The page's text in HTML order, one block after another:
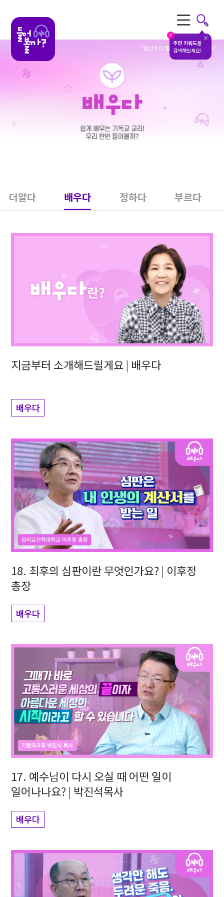
#
추천 키워드를
검색해보세요!
더알다 배우다 정하다 부르다
지금부터 소개해드릴게요 | 배우다
배우다
18. 최후의 심판이란 무엇인가요? | 이후정
총장
배우다
17. 예수님이 다시 오실 때 어떤 일이
일어나나요? | 박진석목사
배우다